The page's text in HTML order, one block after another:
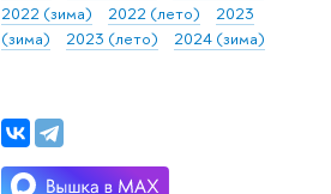
2022 (зима)
2022 (лето)
2023
(зима)
2023 (лето) 2024 (зима)